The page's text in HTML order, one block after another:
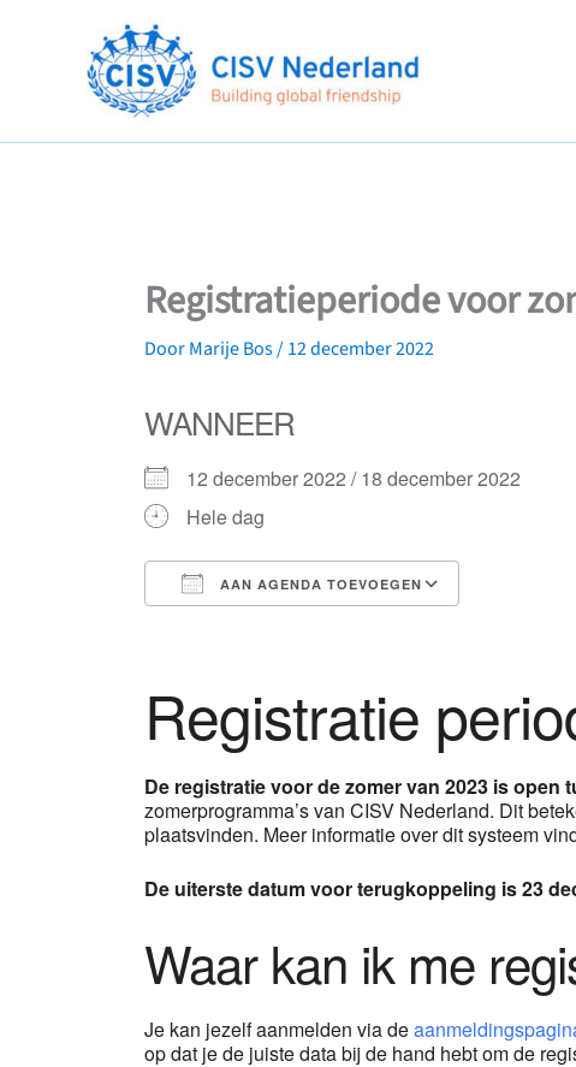
Registratieperiode voor
DoorMarije Bos/12 december 2022
WANNEER
12 december 2022 / 18 december 2022
Hele dag
AAN AGENDA TOEVOEGEN
Registratie
De registratie voor de zomer van 2023 is open
zomerprogramma’s van CISV Nederland. Dit
plaatsvinden. Meer informatie over dit systeem
De uiterste datum voor terugkoppeling is 23
Waar kan ik me
Je kan jezelf aanmelden via de
op dat je de juiste data bij de hand hebt om de